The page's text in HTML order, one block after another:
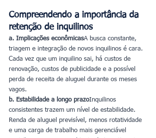
Compreendendo a importância da
retenção de inquilinos
a. Implicações econômicasA busca constante,
triagem e integração de novos inquilinos é cara.
Cada vez que um inquilino sai, há custos de
renovação, custos de publicidade e a possível
perda de receita de aluguel durante os meses
vagos.
b. Estabilidade a longo prazoInquilinos
consistentes trazem um nível de estabilidade.
Renda de aluguel previsível, menos rotatividade
e uma carga de trabalho mais gerenciável